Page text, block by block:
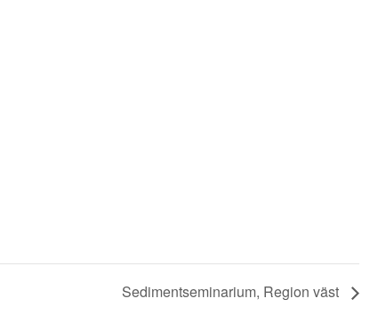
Sedimentseminarium, Region väst